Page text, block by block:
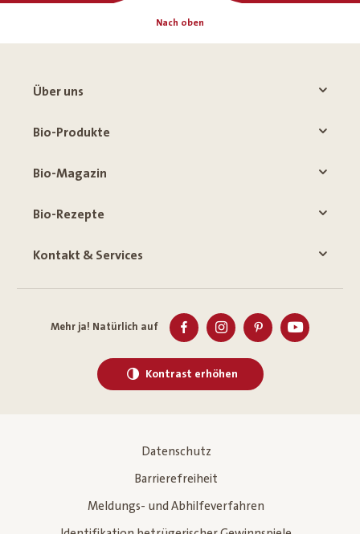
Nach oben
Über uns
Bio-Produkte
Bio-Magazin
Bio-Rezepte
Kontakt & Services
Mehr ja! Natürlich auf
Kontrast erhöhen
Datenschutz
Barrierefreiheit
Meldungs- und Abhilfeverfahren